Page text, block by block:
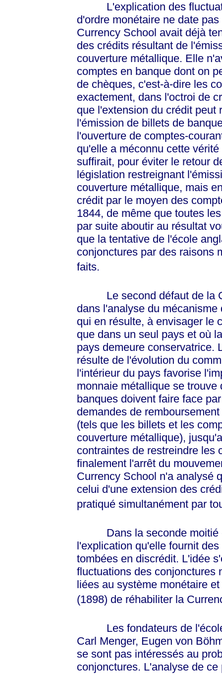
L'explication des
d'ordre monétaire ne date
Currency School avait déjà
des crédits résultant de
couverture métallique. Elle
comptes en banque dont on
de chèques, c'est-à-dire les
exactement, dans l'octroi de
que l'extension du crédit peut
l'émission de billets de
l'ouverture de comptes-
qu'elle a méconnu cette
suffirait, pour éviter le retour
législation restreignant
couverture métallique, mais
crédit par le moyen des
1844, de même que toutes
par suite aboutir au résultat
que la tentative de l'école
conjonctures par des raisons
faits.
Le second défaut de la
dans l'analyse du
qui en résulte, à envisager le
que dans un seul pays et où
pays demeure conservatrice.
résulte de l'évolution du
l'intérieur du pays favorise
monnaie métallique se
banques doivent faire face
demandes de
(tels que les billets et les
couverture métallique),
contraintes de restreindre les
finalement l'arrêt du
Currency School n'a analysé
celui d'une extension des
pratiqué simultanément par
Dans la seconde moitié
l'explication qu'elle fournit
tombées en discrédit. L'idée
fluctuations des conjonctures
liées au système monétaire
(1898) de réhabiliter la
Les fondateurs de l'école
Carl Menger, Eugen von
se sont pas intéressés au
conjonctures. L'analyse de